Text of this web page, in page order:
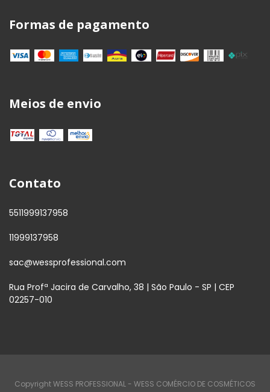
Formas de pagamento
Meios de envio
Contato
5511999137958
11999137958
sac@wessprofessional.com
Rua Profª Jacira de Carvalho, 38 | São Paulo - SP | CEP
02257-010
Copyright WESS PROFESSIONAL - WESS COMÉRCIO DE COSMÉTICOS